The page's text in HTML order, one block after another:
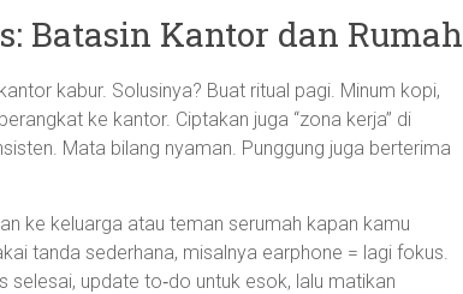
Batasin Kantor dan Rumah
kabur. Solusinya? Buat ritual pagi. Minum kopi,
ke kantor. Ciptakan juga “zona kerja” di
Mata bilang nyaman. Punggung juga berterima
ke keluarga atau teman serumah kapan kamu
tanda sederhana, misalnya earphone = lagi fokus.
selesai, update to‑do untuk esok, lalu matikan